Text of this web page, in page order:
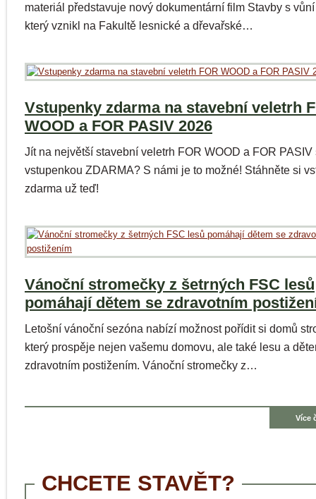
materiál představuje nový dokumentární film Stavby s
který vznikl na Fakultě lesnické a dřevařské…
Vstupenky zdarma na stavební veletrh
WOOD a FOR PASIV 2026
Jít na největší stavební veletrh FOR WOOD a FOR PASIV
vstupenkou ZDARMA? S námi je to možné! Stáhněte si
zdarma už teď!
Vánoční stromečky z šetrných FSC lesů
pomáhají dětem se zdravotním
Letošní vánoční sezóna nabízí možnost pořídit si domů
který prospěje nejen vašemu domovu, ale také lesu a
zdravotním postižením. Vánoční stromečky z…
Více
CHCETE STAVĚT?